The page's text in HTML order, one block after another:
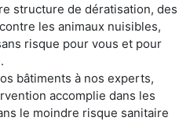
structure de dératisation, des
les animaux nuisibles,
risque pour vous et pour
bâtiments à nos experts,
accomplie dans les
le moindre risque sanitaire